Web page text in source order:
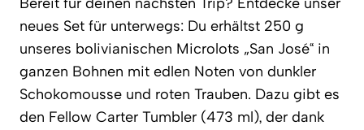
neues Set für unterwegs: Du erhältst 250 g
unseres bolivianischen Microlots „San José“ in
ganzen Bohnen mit edlen Noten von dunkler
Schokomousse und roten Trauben. Dazu gibt es
den Fellow Carter Tumbler (473 ml), der dank